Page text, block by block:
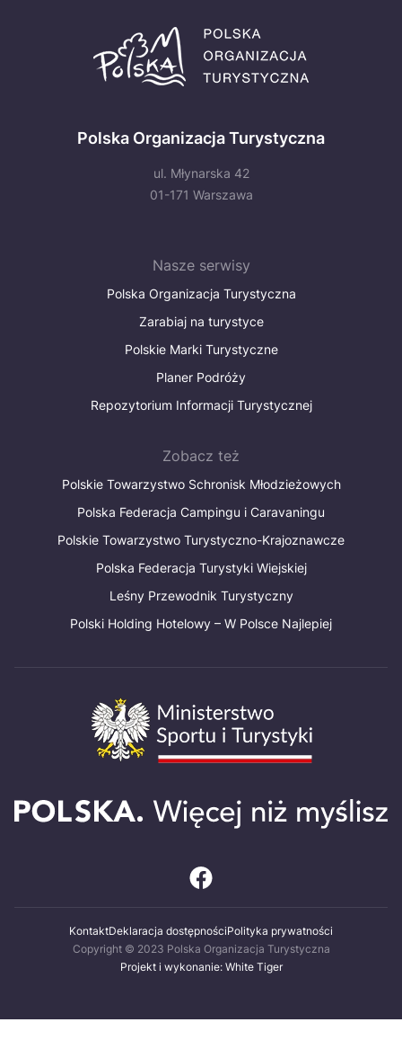
Polska Organizacja Turystyczna
ul. Młynarska 42
01-171 Warszawa
Nasze serwisy
Polska Organizacja Turystyczna
Zarabiaj na turystyce
Polskie Marki Turystyczne
Planer Podróży
Repozytorium Informacji Turystycznej
Zobacz też
Polskie Towarzystwo Schronisk Młodzieżowych
Polska Federacja Campingu i Caravaningu
Polskie Towarzystwo Turystyczno-Krajoznawcze
Polska Federacja Turystyki Wiejskiej
Leśny Przewodnik Turystyczny
Polski Holding Hotelowy – W Polsce Najlepiej
KontaktDeklaracja dostępnościPolityka prywatności
Copyright © 2023 Polska Organizacja Turystyczna
Projekt i wykonanie: White Tiger